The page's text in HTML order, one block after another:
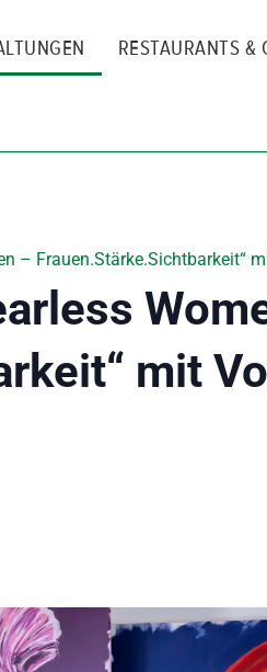
RESTAURANTS &
– Frauen.Stärke.Sichtbarkeit“
mit